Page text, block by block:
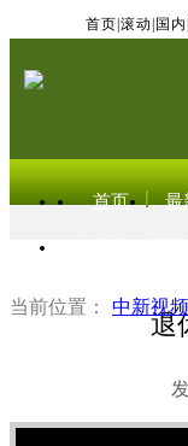
首页 滚动 国内
首页 最
当前位置： 中新视频
退